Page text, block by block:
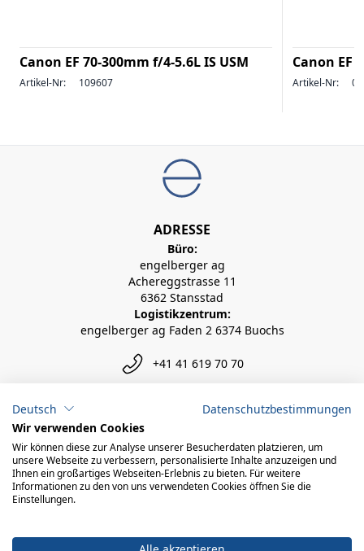
Canon EF 70-300mm f/4-5.6L IS USM
Artikel-Nr: 109607
Canon EF
Artikel-Nr:
ADRESSE
Büro:
engelberger ag
Achereggstrasse 11
6362 Stansstad
Logistikzentrum:
engelberger ag Faden 2 6374 Buochs
+41 41 619 70 70
info@engelberger.ch
Deutsch
Datenschutzbestimmungen
Wir verwenden Cookies
Wir können diese zur Analyse unserer Besucherdaten platzieren, um
unsere Webseite zu verbessern, personalisierte Inhalte anzuzeigen und
Ihnen ein großartiges Webseiten-Erlebnis zu bieten. Für weitere
Informationen zu den von uns verwendeten Cookies öffnen Sie die
Einstellungen.